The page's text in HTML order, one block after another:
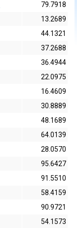
79.7918
13.2689
44.1321
37.2688
36.4944
22.0975
16.4609
30.8889
48.1689
64.0139
28.0570
95.6427
91.5510
58.4159
90.9721
54.1573